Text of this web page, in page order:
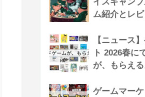
ム紹介とレ
【ニュース
ト 2026春に
が、もらえ
ゲームマー